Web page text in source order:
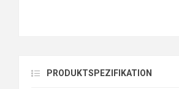
PRODUKTSPEZIFIKATION